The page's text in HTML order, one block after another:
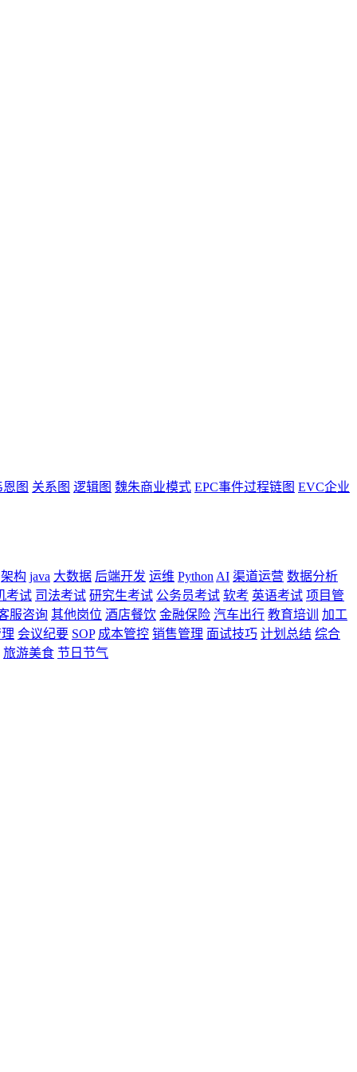
恩图 关系图 逻辑图 魏朱商业模式 EPC事件过程链图 EVC企业
架构 java 大数据 后端开发 运维 Python AI 渠道运营 数据分析
考试 司法考试 研究生考试 公务员考试 软考 英语考试 项目管
服咨询 其他岗位 酒店餐饮 金融保险 汽车出行 教育培训
加工
会议纪要 SOP 成本管控 销售管理 面试技巧 计划总结 综合
旅游美食 节日节气